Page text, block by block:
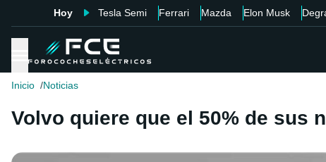
Hoy Tesla Semi Ferrari Mazda Elon Musk
Inicio Noticias
Volvo quiere que el 50% de sus